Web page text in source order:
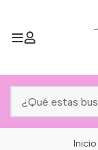
Inicio